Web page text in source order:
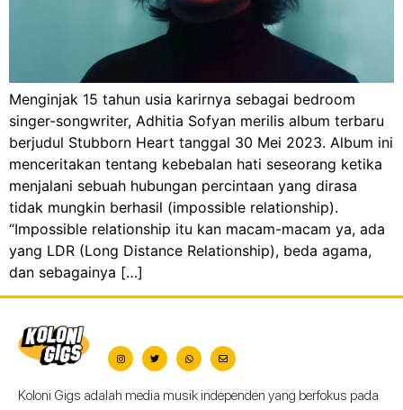
Menginjak 15 tahun usia karirnya sebagai bedroom
singer-songwriter, Adhitia Sofyan merilis album terbaru
berjudul Stubborn Heart tanggal 30 Mei 2023. Album ini
menceritakan tentang kebebalan hati seseorang ketika
menjalani sebuah hubungan percintaan yang dirasa
tidak mungkin berhasil (impossible relationship).
“Impossible relationship itu kan macam-macam ya, ada
yang LDR (Long Distance Relationship), beda agama,
dan sebagainya […]
Koloni Gigs adalah media musik independen yang berfokus pada